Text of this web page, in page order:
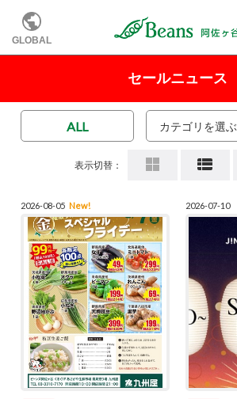
GLOBAL
セールニュース
カテゴリを選ぶ
ALL
表示切替：
2026-08-05 New! 2026-07-10